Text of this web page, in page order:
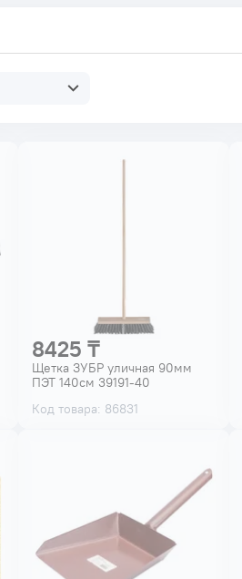
8425 ₸
Щетка ЗУБР уличная 90мм
ПЭТ 140см 39191-40
Код товара: 86831